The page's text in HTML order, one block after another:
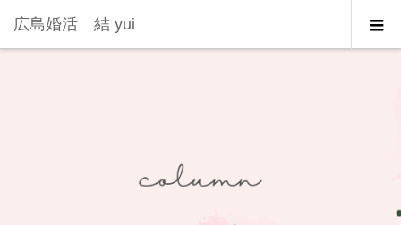
広島婚活 結 yui